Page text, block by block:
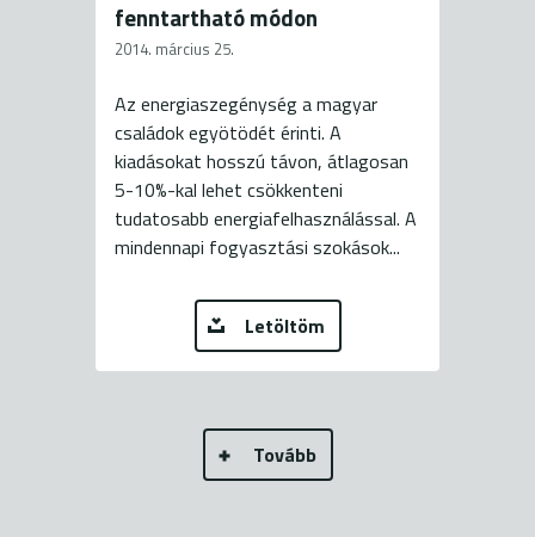
fenntartható módon
2014. március 25.
Az energiaszegénység a magyar
családok egyötödét érinti. A
kiadásokat hosszú távon, átlagosan
5-10%-kal lehet csökkenteni
tudatosabb energiafelhasználással. A
mindennapi fogyasztási szokások...
Letöltöm
Tovább